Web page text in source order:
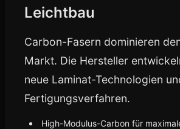
Leichtbau
Carbon-Fasern dominieren
Markt. Die Hersteller
neue Laminat-Technologien
Fertigungsverfahren.
High-Modulus-Carbon für